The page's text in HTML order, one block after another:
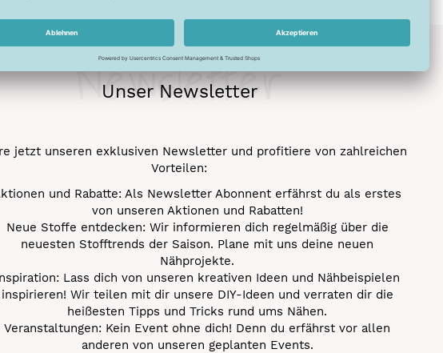
Unser Newsletter
Newsletter
jetzt unseren exklusiven Newsletter und profitiere von zahlreichen
Vorteilen:
und Rabatte: Als Newsletter Abonnent erfährst du als erstes
von unseren Aktionen und Rabatten!
Neue Stoffe entdecken: Wir informieren dich regelmäßig über die
neuesten Stofftrends der Saison. Plane mit uns deine neuen
Nähprojekte.
Lass dich von unseren kreativen Ideen und Nähbeispielen
inspirieren! Wir teilen mit dir unsere DIY-Ideen und verraten dir die
heißesten Tipps und Tricks rund ums Nähen.
Veranstaltungen: Kein Event ohne dich! Denn du erfährst vor allen
anderen von unseren geplanten Events.